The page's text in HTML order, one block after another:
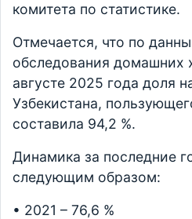
комитета по статистике.
Отмечается, что по
обследования домашних
августе 2025 года доля
Узбекистана,
составила 94,2 %.
Динамика за последние
следующим образом:
• 2021 – 76,6 %